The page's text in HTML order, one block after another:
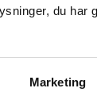
du har
Marketing